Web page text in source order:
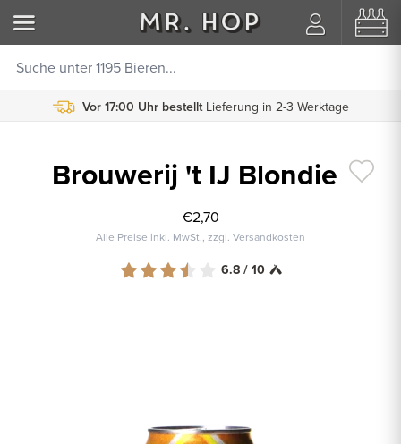
Vor 17:00 Uhr bestellt Lieferung in 2-3 Werktage
Brouwerij 't IJ Blondie
€2,70
Alle Preise inkl. MwSt., zzgl. Versandkosten
6.8 / 10